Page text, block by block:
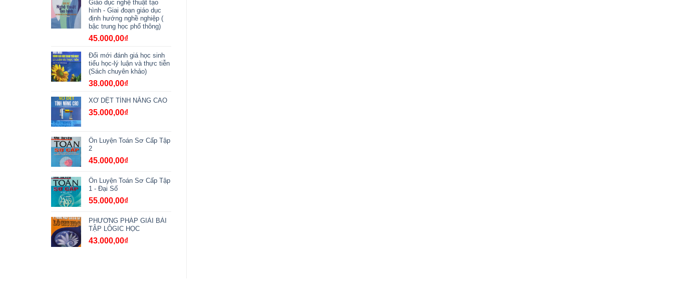
Giáo dục nghệ thuật tạo
hình - Giai đoạn giáo dục
định hướng nghề nghiệp (
bậc trung học phổ thông)
45.000,00₫
Đổi mới đánh giá học sinh
tiểu học-lý luận và thực tiễn
(Sách chuyên khảo)
38.000,00₫
XƠ DỆT TÍNH NĂNG CAO
35.000,00₫
Ôn Luyện Toán Sơ Cấp Tập
2
45.000,00₫
Ôn Luyện Toán Sơ Cấp Tập
1 - Đại Số
55.000,00₫
PHƯƠNG PHÁP GIẢI BÀI
TẬP LÔGIC HỌC
43.000,00₫